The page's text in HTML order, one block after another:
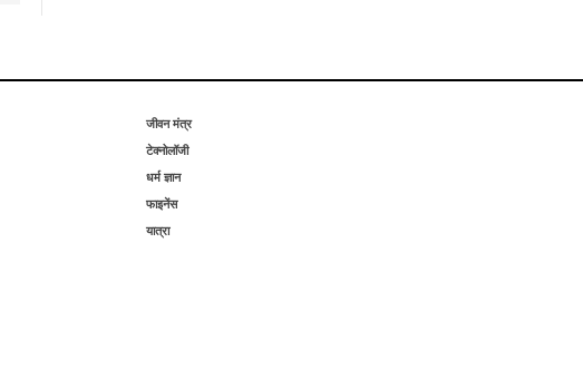
जीवन मंत्र
टेक्नोलॉजी
धर्म ज्ञान
फाइनेंस
यात्रा